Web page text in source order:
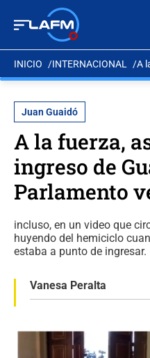
INICIO INTERNACIONAL A
Juan Guaidó
A la fuerza,
ingreso de
Parlamento
incluso, en un video que
huyendo del hemiciclo
estaba a punto de ingresar.
Vanesa Peralta